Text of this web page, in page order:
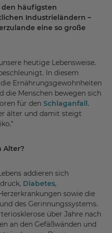
den häufigsten
Industrieländern –
eine so große
heutige Lebensweise.
In diesem
Ernährungsgewohnheiten
die Menschen bewegen sich
für den Schlaganfall.
älter und damit steigt
Alter?
addieren sich
Diabetes,
sowie die
des Gerinnungssystems.
über Jahre nach
an den Gefäßwänden und